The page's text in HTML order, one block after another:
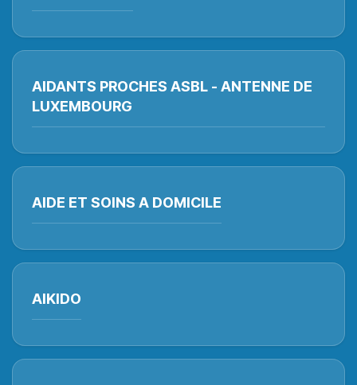
AIDANTS PROCHES ASBL - ANTENNE DE
LUXEMBOURG
AIDE ET SOINS A DOMICILE
AIKIDO